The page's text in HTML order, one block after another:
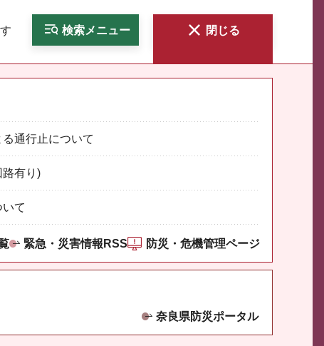
検索メニュー 閉じる
通行止について
路有り)
て
緊急・災害情報RSS 防災・危機管理ページ
奈良県防災ポータル